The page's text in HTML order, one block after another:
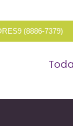
(8886-7379)